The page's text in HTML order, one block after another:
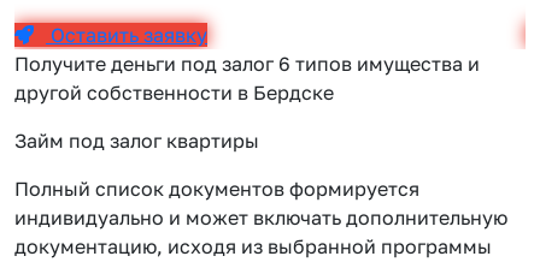
Оставить заявку
Получите деньги под залог 6 типов имущества и
другой собственности в Бердске
Займ под залог квартиры
Полный список документов формируется
индивидуально и может включать дополнительную
документацию, исходя из выбранной программы